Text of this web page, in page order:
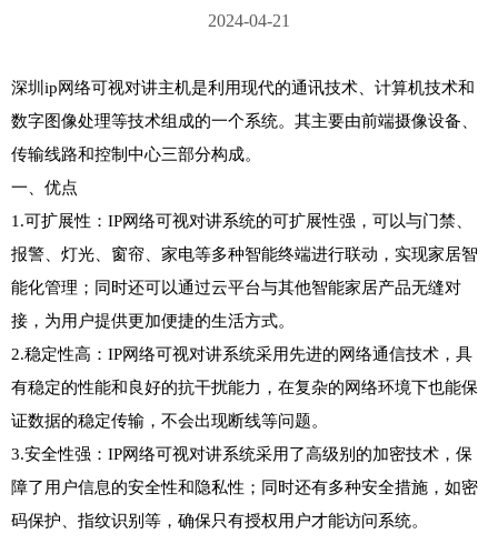
2024-04-21
深圳ip网络可视对讲主机是利用现代的通讯技术、计算机技术和
数字图像处理等技术组成的一个系统。其主要由前端摄像设备、
传输线路和控制中心三部分构成。
一、优点
1.可扩展性：IP网络可视对讲系统的可扩展性强，可以与门禁、
报警、灯光、窗帘、家电等多种智能终端进行联动，实现家居智
能化管理；同时还可以通过云平台与其他智能家居产品无缝对
接，为用户提供更加便捷的生活方式。
2.稳定性高：IP网络可视对讲系统采用先进的网络通信技术，具
有稳定的性能和良好的抗干扰能力，在复杂的网络环境下也能保
证数据的稳定传输，不会出现断线等问题。
3.安全性强：IP网络可视对讲系统采用了高级别的加密技术，保
障了用户信息的安全性和隐私性；同时还有多种安全措施，如密
码保护、指纹识别等，确保只有授权用户才能访问系统。